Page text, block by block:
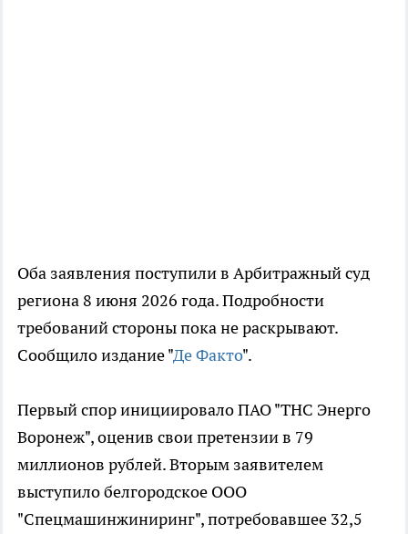
Оба заявления поступили в Арбитражный суд
региона 8 июня 2026 года. Подробности
требований стороны пока не раскрывают.
Сообщило издание "Де Факто".
Первый спор инициировало ПАО "ТНС Энерго
Воронеж", оценив свои претензии в 79
миллионов рублей. Вторым заявителем
выступило белгородское ООО
"Спецмашинжиниринг", потребовавшее 32,5